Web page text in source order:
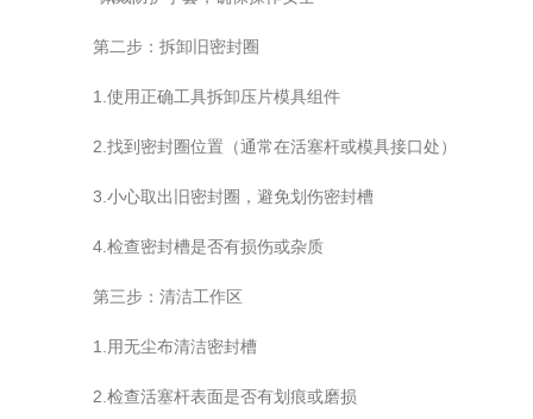
第二步：拆卸旧密封圈
1.使用正确工具拆卸压片模具组件
2.找到密封圈位置（通常在活塞杆或模具接口处）
3.小心取出旧密封圈，避免划伤密封槽
4.检查密封槽是否有损伤或杂质
第三步：清洁工作区
1.用无尘布清洁密封槽
2.检查活塞杆表面是否有划痕或磨损